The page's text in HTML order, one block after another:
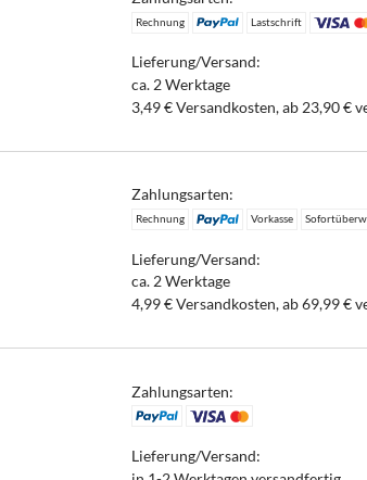
Rechnung Lastschrift
Lieferung/Versand:
ca. 2 Werktage
3,49 € Versandkosten, ab 23,90 €
Zahlungsarten:
Rechnung Vorkasse
Lieferung/Versand:
ca. 2 Werktage
4,99 € Versandkosten, ab 69,99 €
Zahlungsarten:
Lieferung/Versand: